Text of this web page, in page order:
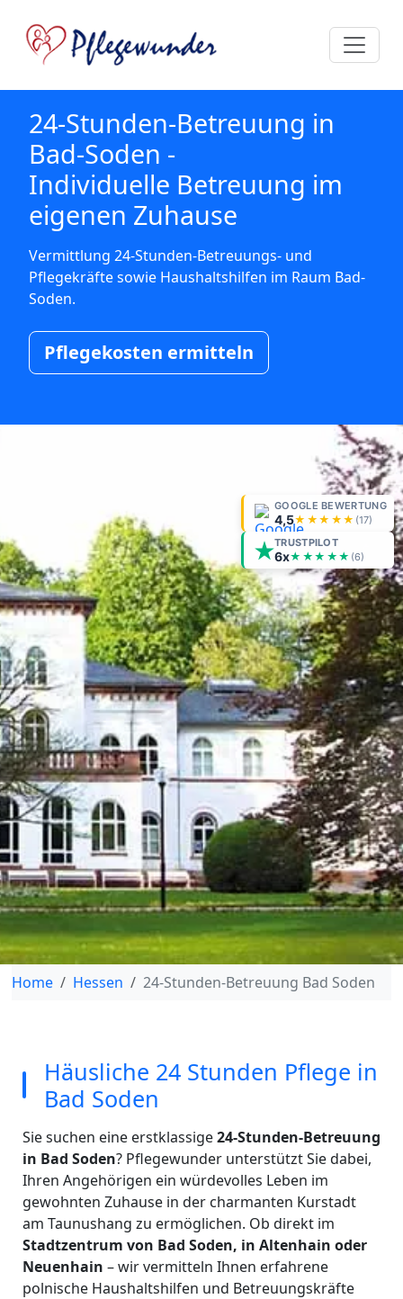
GOOGLE BEWERTUNG
4,5★★★★★ (17)
TRUSTPILOT
6x★★★★★ (6)
24-Stunden-Betreuung in
Bad-Soden -
Individuelle Betreuung im
eigenen Zuhause
Vermittlung 24-Stunden-Betreuungs- und
Pflegekräfte sowie Haushaltshilfen im Raum Bad-
Soden.
Pflegekosten ermitteln
Home Hessen 24-Stunden-Betreuung Bad Soden
Häusliche 24 Stunden Pflege in
Bad Soden
Sie suchen eine erstklassige24-Stunden-Betreuung
in Bad Soden? Pflegewunder unterstützt Sie dabei,
Ihren Angehörigen ein würdevolles Leben im
gewohnten Zuhause in der charmanten Kurstadt
am Taunushang zu ermöglichen. Ob direkt im
Stadtzentrum von Bad Soden, in Altenhain oder
Neuenhain – wir vermitteln Ihnen erfahrene
polnische Haushaltshilfen und Betreuungskräfte